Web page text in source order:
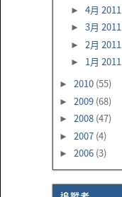
► 4月 2011
► 3月 2011
► 2月 2011
► 1月 2011
► 2010 (55)
► 2009 (68)
► 2008 (47)
► 2007 (4)
► 2006 (3)